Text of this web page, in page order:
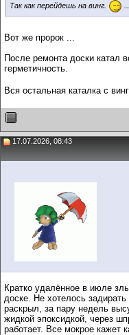
Так как перейдешь на винг.
Вот же пророк ...
После ремонта доски катал
герметичность.
Вся остальная каталка с
17.07.2026, 08:43
Кратко удалённое в июле
доске. Не хотелось
раскрыл, за пару недель
жидкой эпоксидкой, через
работает. Все мокрое кажет